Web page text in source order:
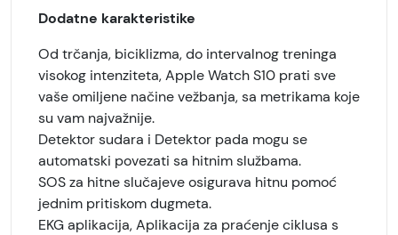
Dodatne karakteristike
Od trčanja, biciklizma, do intervalnog treninga
visokog intenziteta, Apple Watch S10 prati sve
vaše omiljene načine vežbanja, sa metrikama koje
su vam najvažnije.
Detektor sudara i Detektor pada mogu se
automatski povezati sa hitnim službama.
SOS za hitne slučajeve osigurava hitnu pomoć
jednim pritiskom dugmeta.
EKG aplikacija, Aplikacija za praćenje ciklusa s